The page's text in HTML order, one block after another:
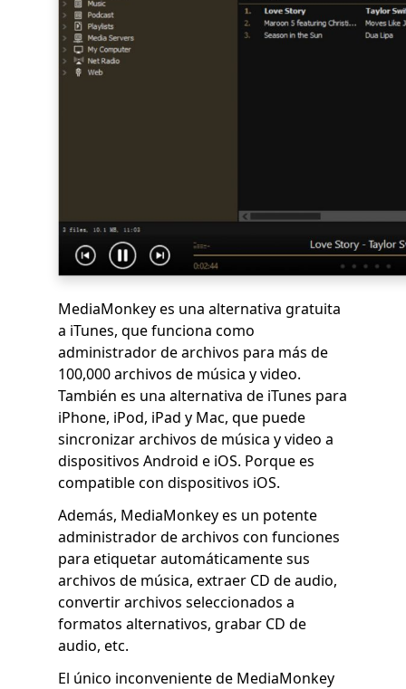
MediaMonkey es una alternativa gratuita
a iTunes, que funciona como
administrador de archivos para más de
100,000 archivos de música y video.
También es una alternativa de iTunes para
iPhone, iPod, iPad y Mac, que puede
sincronizar archivos de música y video a
dispositivos Android e iOS. Porque es
compatible con dispositivos iOS.
Además, MediaMonkey es un potente
administrador de archivos con funciones
para etiquetar automáticamente sus
archivos de música, extraer CD de audio,
convertir archivos seleccionados a
formatos alternativos, grabar CD de
audio, etc.
El único inconveniente de MediaMonkey